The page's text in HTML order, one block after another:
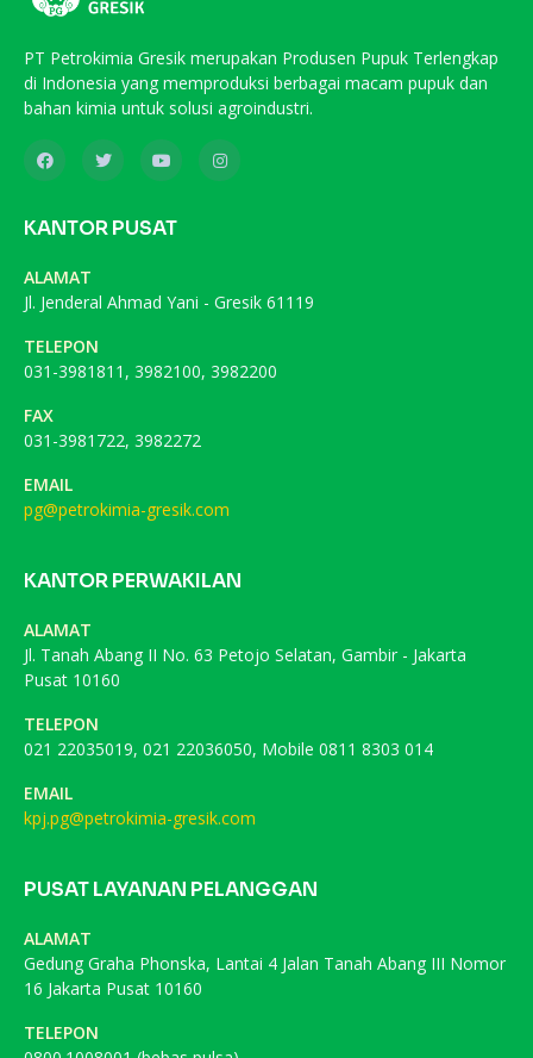
PT Petrokimia Gresik merupakan Produsen Pupuk Terlengkap
di Indonesia yang memproduksi berbagai macam pupuk dan
bahan kimia untuk solusi agroindustri.
KANTOR PUSAT
ALAMAT
Jl. Jenderal Ahmad Yani - Gresik 61119
TELEPON
031-3981811, 3982100, 3982200
FAX
031-3981722, 3982272
EMAIL
pg@petrokimia-gresik.com
KANTOR PERWAKILAN
ALAMAT
Jl. Tanah Abang II No. 63 Petojo Selatan, Gambir - Jakarta
Pusat 10160
TELEPON
021 22035019, 021 22036050, Mobile 0811 8303 014
EMAIL
kpj.pg@petrokimia-gresik.com
PUSAT LAYANAN PELANGGAN
ALAMAT
Gedung Graha Phonska, Lantai 4 Jalan Tanah Abang III Nomor
16 Jakarta Pusat 10160
TELEPON